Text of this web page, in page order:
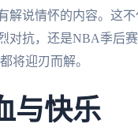
解说情怀的内容。这
对抗，还是NBA季后
将迎刃而解。
与快乐